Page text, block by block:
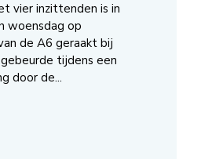
vier inzittenden is in
woensdag op
de A6 geraakt bij
tijdens een
door de...